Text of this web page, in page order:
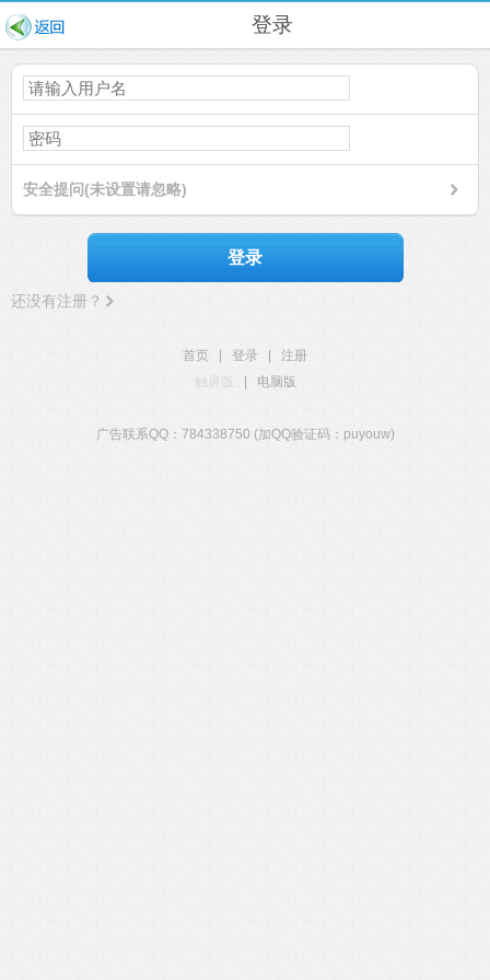
登录
安全提问(未设置请忽略)
登录
还没有注册？
首页 登录
注册
触屏版
电脑版
广告联系QQ：784338750 (加QQ验证码：puyouw)